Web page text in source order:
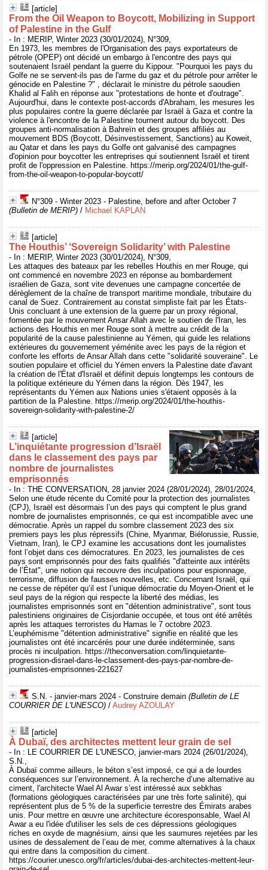
[article]
From the Oil Weapon to Boycott, Mobilizing in Support
of Palestine in the Gulf
- In : MERIP, Winter 2023 (30/01/2024), N°309,
En 1973, les membres de l'Organisation des pays exportateurs de
pétrole (OPEP) ont décidé un embargo à l'encontre des pays qui
soutenaient Israël pendant la guerre du Kippour. "Pourquoi les pays du
Golfe ne se servent-ils pas de l'arme du gaz et du pétrole pour arrêter le
génocide en Palestine ?" , déclarait le ministre du pétrole saoudien
Khalid al Falih en réponse aux "protestations de honte et d'outrage".
Aujourd'hui, dans le contexte post-accords d'Abraham, les mesures les
plus populaires contre la guerre déclarée par Israël à Gaza et contre la
violence à l'encontre de la Palestine tournent autour du boycott. Des
groupes anti-normalisation à Bahreïn et des groupes affiliés au
mouvement BDS (Boycott, Désinvestissement, Sanctions) au Koweit,
au Qatar et dans les pays du Golfe ont galvanisé des campagnes
d'opinion pour boycotter les entreprises qui soutiennent Israël et tirent
profit de l'oppression en Palestine. https://merip.org/2024/01/the-gulf-
from-the-oil-weapon-to-popular-boycott/
N°309 - Winter 2023 - Palestine, before and after October 7
(Bulletin de MERIP) / Michael KAPLAN
[article]
The Houthis’ ‘Sovereign Solidarity’ with Palestine
- In : MERIP, Winter 2023 (30/01/2024), N°309,
Les attaques des bateaux par les rebelles Houthis en mer Rouge, qui
ont commencé en novembre 2023 en réponse au bombardement
israélien de Gaza, sont vite devenues une campagne concertée de
dérèglement de la chaîne de transport maritime mondiale, tributaire du
canal de Suez. Contrairement au constat simpliste fait par les États-
Unis concluant à une extension de la guerre par un proxy régional,
fomentée par le mouvement Ansar Allah avec le soutien de l'Iran, les
actions des Houthis en mer Rouge sont à mettre au crédit de la
popularité de la cause palestinienne au Yémen, qui guide les relations
extérieures du gouvernement yéménite avec les pays de la région et
conforte les efforts de Ansar Allah dans cette "solidarité souveraine". Le
soutien populaire et officiel du Yémen envers la Palestine date d'avant
la création de l'État d'Israël et définit depuis longtemps les contours de
la politique extérieure du Yémen dans la région. Dès 1947, les
représentants du Yémen aux Nations unies s'étaient opposés à la
partition de la Palestine. https://merip.org/2024/01/the-houthis-
sovereign-solidarity-with-palestine-2/
[article]
L’inquiétante progression d’Israël
dans le classement des pays par
nombre de journalistes
emprisonnés
- In : THE CONVERSATION, 28 janvier 2024 (28/01/2024), 28/01/2024,
Selon une étude récente du Comité pour la protection des journalistes
(CPJ), Israël est désormais l’un des pays qui comptent le plus grand
nombre de journalistes emprisonnés, ce qui est incompatible avec une
démocratie. Après un rappel du sombre classement 2023 des six
premiers pays les plus répressifs (Chine, Myanmar, Biélorussie, Russie,
Vietnam, Iran), le CPJ examine les accusations dont les journalistes
font l’objet dans ces démocratures. En 2023, les journalistes de ces
pays sont emprisonnés pour des faits qualifiés "d'atteinte aux intérêts
de l’État", une notion qui recouvre des inculpations pour espionnage,
terrorisme, diffusion de fausses nouvelles, etc. Concernant Israël, qui
ne cesse de répéter qu’il est l’unique démocratie du Moyen-Orient et le
seul pays de la région qui respecte la liberté des médias, les
journalistes emprisonnés sont en "détention administrative", sont tous
palestiniens originaires de Cisjordanie occupée, et tous ont été arrêtés
après les attaques terroristes du Hamas le 7 octobre 2023.
L’euphémisme "détention administrative" signifie en réalité que les
journalistes ont été incarcérés pour une durée indéterminée, sans
procès ni inculpation. https://theconversation.com/linquietante-
progression-disrael-dans-le-classement-des-pays-par-nombre-de-
journalistes-emprisonnes-221627
S.N. - janvier-mars 2024 - Construire demain (Bulletin de LE
COURRIER DE L'UNESCO) / Audrey AZOULAY
[article]
À Dubaï, des architectes mettent leur grain de sel
- In : LE COURRIER DE L'UNESCO, janvier-mars 2024 (26/01/2024),
S.N.,
À Dubaï comme ailleurs, le béton s’est imposé, ce qui a de lourdes
conséquences sur l’environnement. À la recherche d’une alternative au
ciment, l'architecte Wael Al Awar s’est intéressé aux sebkhas
(formations géologiques caractérisées par une très forte salinité), qui
représentent plus de 5 % de la superficie terrestre des Émirats arabes
unis. Pour mettre en œuvre une architecture écoresponsable, Wael Al
Awar a eu l'idée d'utiliser les sels de ces dépressions géologiques
riches en oxyde de magnésium, ainsi que les saumures rejetées par les
usines de dessalement de l’eau de mer, comme alternatives à la chaux
qui entre dans la composition du ciment.
https://courier.unesco.org/fr/articles/dubai-des-architectes-mettent-leur-